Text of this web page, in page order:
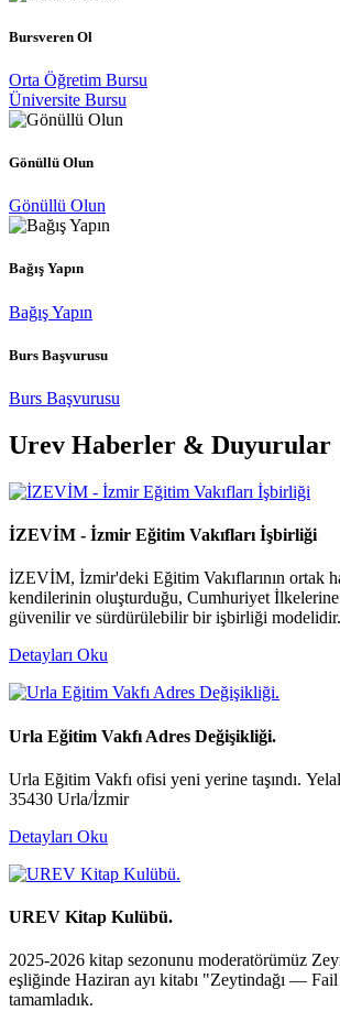
Bursveren Ol
Orta Öğretim Bursu
Üniversite Bursu
Gönüllü Olun
Gönüllü Olun
Bağış Yapın
Bağış Yapın
Burs Başvurusu
Burs Başvurusu
Urev Haberler & Duyurular
İZEVİM - İzmir Eğitim Vakıfları İşbirliği
İZEVİM, İzmir'deki Eğitim Vakıflarının ortak
kendilerinin oluşturduğu, Cumhuriyet İlkelerine
güvenilir ve sürdürülebilir bir işbirliği modelidir.
Detayları Oku
Urla Eğitim Vakfı Adres Değişikliği.
Urla Eğitim Vakfı ofisi yeni yerine taşındı.
35430 Urla/İzmir
Detayları Oku
UREV Kitap Kulübü.
2025-2026 kitap sezonunu moderatörümüz
eşliğinde Haziran ayı kitabı "Zeytindağı —
tamamladık.